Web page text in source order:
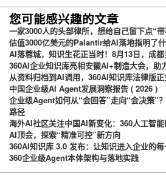
台
您可能感兴趣的文章
一家3000人的头部律所，想给自己留下点“
估值3000亿美元的Palantir给AI落地指明了什
AI落蓉城，知识生花正当时！8月13日，成
360AI企业知识库亮相安徽AI+制造大会，助
从资料归档到AI调用，360AI知识库法律版
中国企业级AI Agent发展洞察报告 ( 2026 )
企业级Agent如何从“会回答”走向“会决策”
路径
海外AI社区关注中国AI新变化：360人工智
AI顶会，探索“精准可控”新方向
360AI知识库 3.0 发布：让知识进入企业的
360企业级Agent本体架构与落地实践